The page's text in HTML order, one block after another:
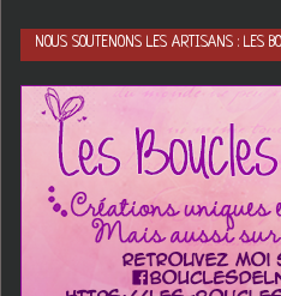
NOUS SOUTENONS LES ARTISANS : LES